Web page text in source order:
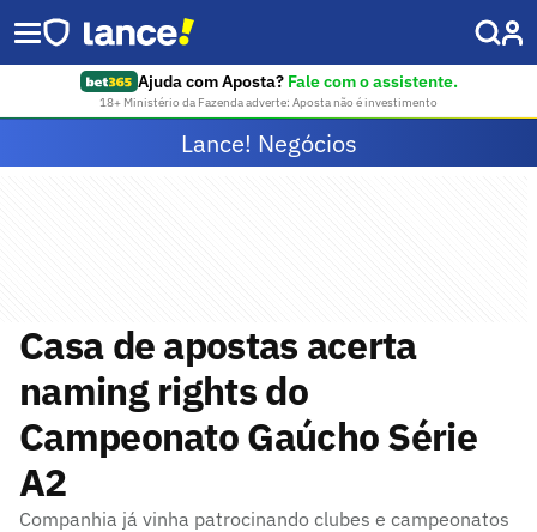
Ajuda com Aposta? Fale com o assistente.
18+ Ministério da Fazenda adverte: Aposta não é investimento
Lance! Negócios
Casa de apostas acerta
naming rights do
Campeonato Gaúcho Série
A2
Companhia já vinha patrocinando clubes e campeonatos